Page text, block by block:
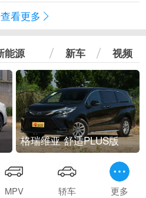
看更多
能源 新车 视频
格瑞维亚 舒适PLUS版
MPV 轿车 更多